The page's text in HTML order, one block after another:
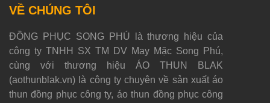
VỀ CHÚNG TÔI
ĐỒNG PHỤC SONG PHÚ là thương hiệu của
công ty TNHH SX TM DV May Mặc Song Phú,
cùng với thương hiệu ÁO THUN BLAK
(aothunblak.vn) là công ty chuyên về sản xuất áo
thun đồng phục công ty, áo thun đồng phục công